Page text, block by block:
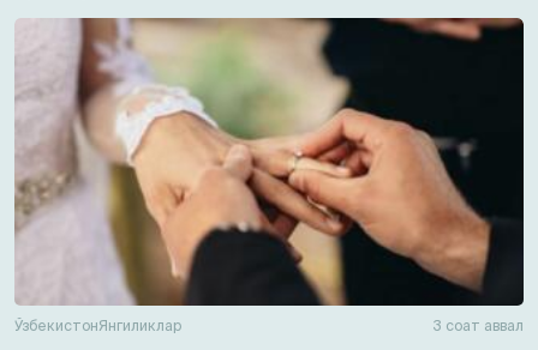
ЎзбекистонЯнгиликлар 3 соат аввал